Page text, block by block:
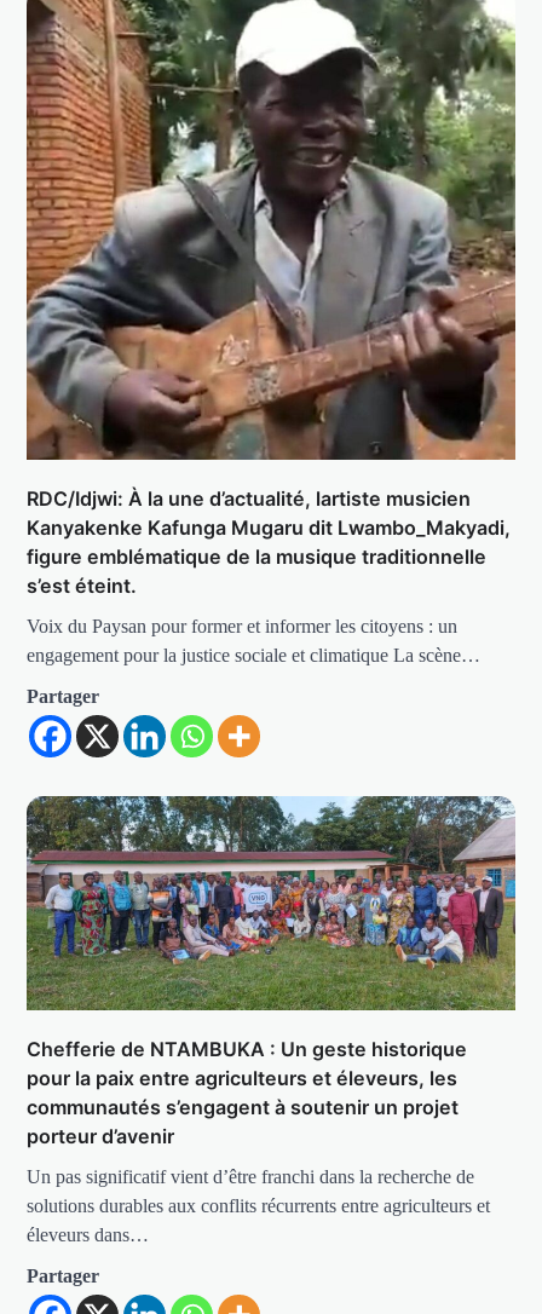
RDC/Idjwi: À la une d’actualité, lartiste musicien
Kanyakenke Kafunga Mugaru dit Lwambo_Makyadi,
figure emblématique de la musique traditionnelle
s’est éteint.
Voix du Paysan pour former et informer les citoyens : un
engagement pour la justice sociale et climatique La scène…
Partager
Chefferie de NTAMBUKA : Un geste historique
pour la paix entre agriculteurs et éleveurs, les
communautés s’engagent à soutenir un projet
porteur d’avenir
Un pas significatif vient d’être franchi dans la recherche de
solutions durables aux conflits récurrents entre agriculteurs et
éleveurs dans…
Partager